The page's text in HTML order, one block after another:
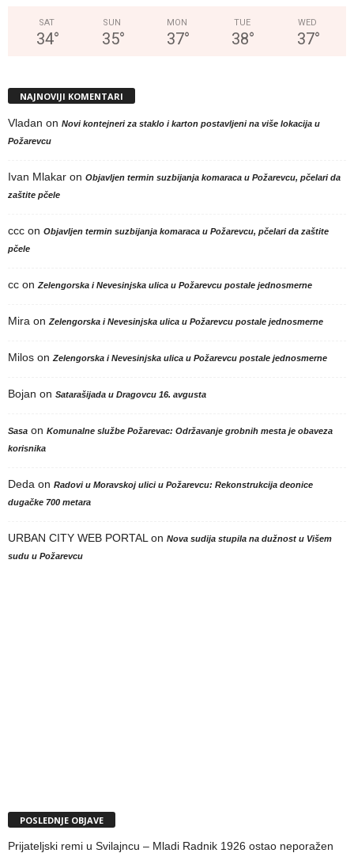
SAT
34°
SUN
35°
MON
37°
TUE
38°
WED
37°
NAJNOVIJI KOMENTARI
Vladan on Novi kontejneri za staklo i karton postavljeni na više lokacija u
Požarevcu
Ivan Mlakar on Objavljen termin suzbijanja komaraca u Požarevcu, pčelari da
zaštite pčele
ccc on Objavljen termin suzbijanja komaraca u Požarevcu, pčelari da zaštite
pčele
cc onZelengorska i Nevesinjska ulica u Požarevcu postale jednosmerne
Mira onZelengorska i Nevesinjska ulica u Požarevcu postale jednosmerne
Milos onZelengorska i Nevesinjska ulica u Požarevcu postale jednosmerne
Bojan on Satarašijada u Dragovcu 16. avgusta
Sasa on Komunalne službe Požarevac: Održavanje grobnih mesta je obaveza
korisnika
Deda on Radovi u Moravskoj ulici u Požarevcu: Rekonstrukcija deonice
dugačke 700 metara
URBAN CITY WEB PORTALon Nova sudija stupila na dužnost u Višem
sudu u Požarevcu
POSLEDNJE OBJAVE
Prijateljski remi u Svilajncu – Mladi Radnik 1926 ostao neporažen